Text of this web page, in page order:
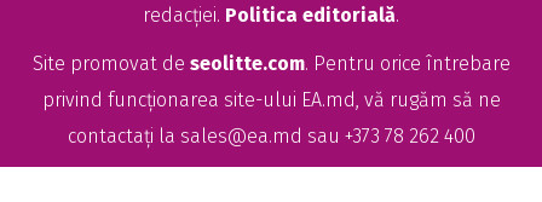
redacției. Politica editorială.
Site promovat de seolitte.com. Pentru orice întrebare
privind funcționarea site-ului EA.md, vă rugăm să ne
contactați la sales@ea.md sau +373 78 262 400